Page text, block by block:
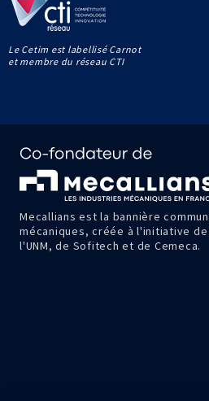
Le Cetim est labellisé Carnot
et membre du réseau CTI
Mecallians est la bannière
mécaniques, créée à l'initiative de
l'UNM, de Sofitech et de Cemeca.